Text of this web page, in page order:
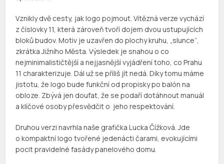
Vznikly dvě cesty, jak logo pojmout. Vítězná verze vychází
z číslovky 11, která zároveň tvoří dojem dvou ustupujících
bloků budov. Motiv je uzavřen do plochy kruhu, „slunce“,
zkrátka Jižního Města. Výsledek je snahou o co
nejminimalističtější a nejjasnější vyjádření toho, co Prahu
11 charakterizuje. Dál už se příliš jít nedá. Díky tomu máme
jistotu, že logo bude funkční od propisky po balón na
obloze. Zbývá jen doufat, že se podaří dotáhnout manuál
a klíčové osoby přesvědčit o jeho respektování.
Druhou verzi navrhla naše grafička Lucka Čížková. Jde
o kompaktní logo tvořené jedenácti čarami, evokujícími
pocit pravidelné fasády panelového domu.